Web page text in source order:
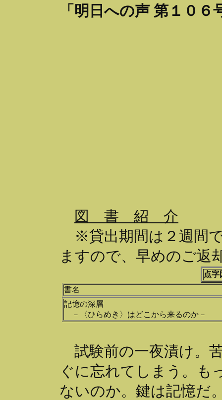
「明日への声 第１０６
図 書 紹 介
※貸出期間は２週間
ますので、早めのご返
点字
書名
記憶の深層
－〈ひらめき〉はどこから来るのか－
試験前の一夜漬け。
ぐに忘れてしまう。も
ないのか。鍵は記憶だ